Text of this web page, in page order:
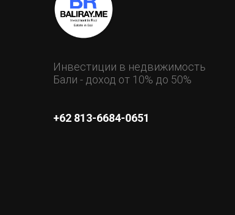
Инвестиции в недвижимость
Бали - доход от 10% до 50%
+62 813-6684-0651